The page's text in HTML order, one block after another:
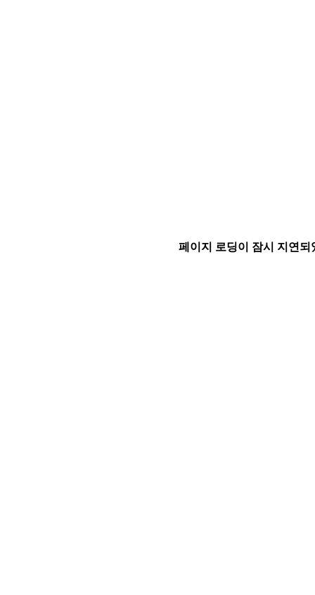
페이지 로딩이 잠시 지연